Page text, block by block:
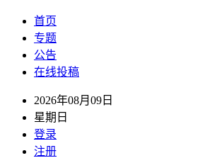
首页
专题
公告
在线投稿
2026年08月09日
星期日
登录
注册